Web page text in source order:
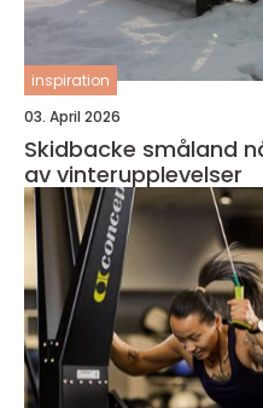
inspiration
03. April 2026
Skidbacke småland nära, familjärt och fullt
av vinterupplevelser